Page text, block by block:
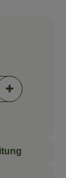
Portionen